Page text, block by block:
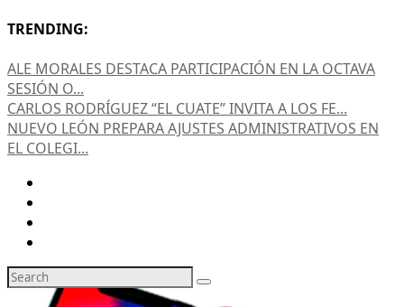
TRENDING:
ALE MORALES DESTACA PARTICIPACIÓN EN LA OCTAVA
SESIÓN O...
CARLOS RODRÍGUEZ “EL CUATE” INVITA A LOS FE...
NUEVO LEÓN PREPARA AJUSTES ADMINISTRATIVOS EN
EL COLEGI...